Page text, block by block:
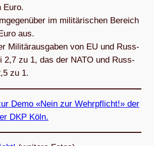
Euro.
im mili­tä­ri­schen Bereich
aus.
Mili­tär­aus­ga­ben von EU und Russ­
2,7 zu 1, das der NATO und Russ­
zu 1.
Demo «Nein zur Wehr­pflicht!» der
DKP Köln.